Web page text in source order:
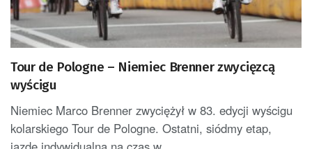
Tour de Pologne – Niemiec Brenner zwycięzcą
wyścigu
Niemiec Marco Brenner zwyciężył w 83. edycji wyścigu
kolarskiego Tour de Pologne. Ostatni, siódmy etap,